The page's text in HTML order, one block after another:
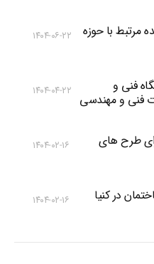
مرتبط با حوزه
۱۴۰۴-۰۶-۲۲
فنی و
فنی و مهندسی
۱۴۰۴-۰۴-۲۲
طرح های
۱۴۰۴-۰۲-۱۶
در کنیا
۱۴۰۴-۰۲-۱۶